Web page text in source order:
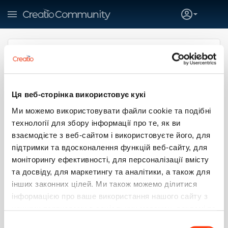
Ця веб-сторінка використовує кукі
Ми можемо використовувати файли cookie та подібні
технології для збору інформації про те, як ви
взаємодієте з веб-сайтом і використовуєте його, для
підтримки та вдосконалення функцій веб-сайту, для
моніторингу ефективності, для персоналізації вмісту
та досвіду, для маркетингу та аналітики, а також для
інших законних цілей. Ми також можемо ділитися
інформацією про ваше використання нашого сайту з
Serhii Parfentiev
Creatio
SUBSCRIBE
0 1 1 0
Больше